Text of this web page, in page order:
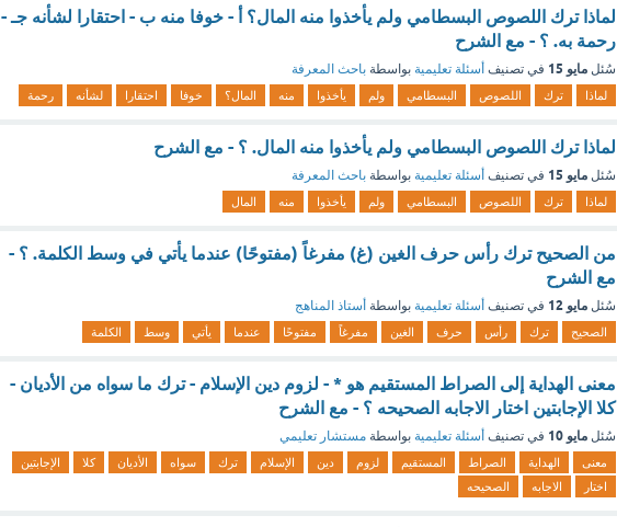
لماذا ترك اللصوص البسطامي ولم يأخذوا منه المال؟ أ - خوفا منه ب - احتقارا لشأنه جـ -
رحمة به. ؟ - مع الشرح
سُئل مايو 15 في تصنيف أسئلة تعليمية بواسطة باحث المعرفة
لماذا ترك اللصوص البسطامي ولم يأخذوا منه المال؟ خوفا احتقارا لشأنه رحمة
لماذا ترك اللصوص البسطامي ولم يأخذوا منه المال. ؟ - مع الشرح
سُئل مايو 15 في تصنيف أسئلة تعليمية بواسطة باحث المعرفة
لماذا ترك اللصوص البسطامي ولم يأخذوا منه المال
من الصحيح ترك رأس حرف الغين (غ) مفرغاً (مفتوحًا) عندما يأتي في وسط الكلمة. ؟ -
مع الشرح
سُئل مايو 12 في تصنيف أسئلة تعليمية بواسطة أستاذ المناهج
الصحيح ترك رأس حرف الغين مفرغاً مفتوحًا عندما يأتي وسط الكلمة
معنى الهداية إلى الصراط المستقيم هو * - لزوم دين الإسلام - ترك ما سواه من الأديان -
كلا الإجابتين اختار الاجابه الصحيحه ؟ - مع الشرح
سُئل مايو 10 في تصنيف أسئلة تعليمية بواسطة مستشار تعليمي
معنى الهداية الصراط المستقيم لزوم دين الإسلام ترك سواه الأديان كلا
الإجابتين
اختار
الاجابه الصحيحه